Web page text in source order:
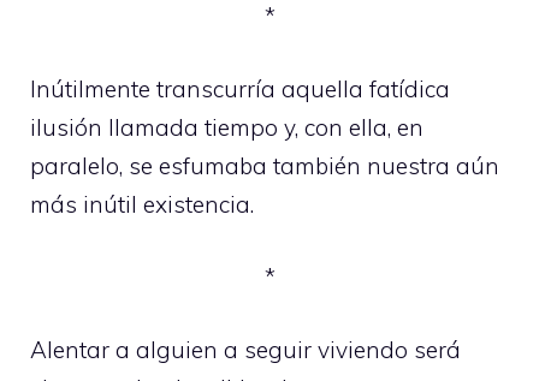
*
Inútilmente transcurría aquella fatídica
ilusión llamada tiempo y, con ella, en
paralelo, se esfumaba también nuestra aún
más inútil existencia.
*
Alentar a alguien a seguir viviendo será